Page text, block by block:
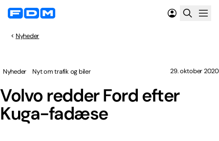
Nyheder
Volvo redder Ford efter
Kuga-fadæse
Nyheder Nyt om trafik og biler 29. oktober 2020